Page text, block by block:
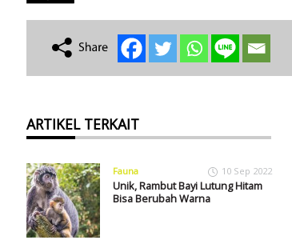
ARTIKEL TERKAIT
Fauna 10 Sep 2022
Unik, Rambut Bayi Lutung Hitam
Bisa Berubah Warna